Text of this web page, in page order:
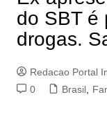
do SBT é
drogas.
Redacao Portal
0
Brasil,